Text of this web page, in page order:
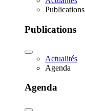
Publications
Publications
Actualités
Agenda
Agenda